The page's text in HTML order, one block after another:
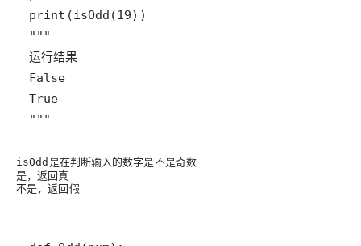
"""
isOdd 是在判断输入的数字是不是奇数
是，返回真
不是，返回假